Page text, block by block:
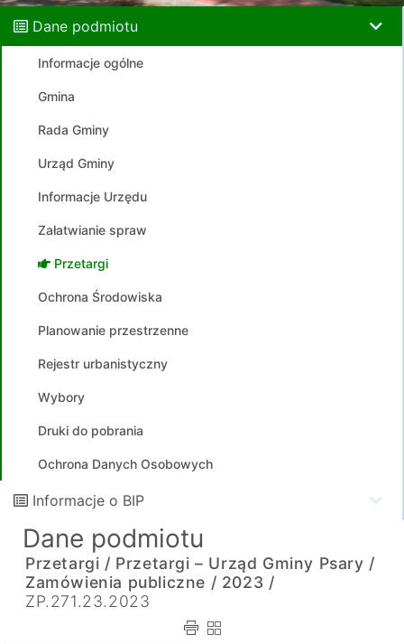
Dane podmiotu
Informacje ogólne
Gmina
Rada Gminy
Urząd Gminy
Informacje Urzędu
Załatwianie spraw
Przetargi
Ochrona Środowiska
Planowanie przestrzenne
Rejestr urbanistyczny
Wybory
Druki do pobrania
Ochrona Danych Osobowych
Informacje o BIP
Dane podmiotu
Przetargi / Przetargi – Urząd Gminy Psary /
Zamówienia publiczne / 2023 /
ZP.271.23.2023